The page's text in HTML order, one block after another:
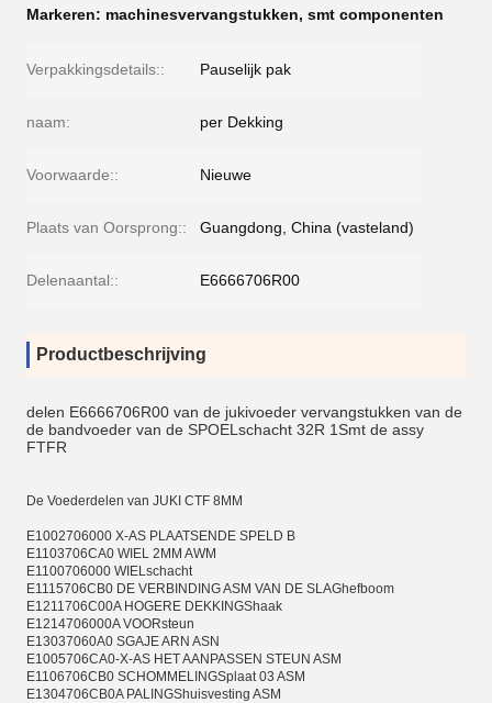
Markeren: machinesvervangstukken, smt componenten
Verpakkingsdetails:: Pauselijk pak
naam: per Dekking
Voorwaarde:: Nieuwe
Plaats van Oorsprong:: Guangdong, China (vasteland)
Delenaantal:: E6666706R00
Productbeschrijving
delen E6666706R00 van de jukivoeder vervangstukken van de
de bandvoeder van de SPOELschacht 32R 1Smt de assy
FTFR
De Voederdelen van JUKI CTF 8MM
E1002706000 X-AS PLAATSENDE SPELD B
E1103706CA0 WIEL 2MM AWM
E1100706000 WIELschacht
E1115706CB0 DE VERBINDING ASM VAN DE SLAGhefboom
E1211706C00A HOGERE DEKKINGShaak
E1214706000A VOORsteun
E13037060A0 SGAJE ARN ASN
E1005706CA0-X-AS HET AANPASSEN STEUN ASM
E1106706CB0 SCHOMMELINGSplaat 03 ASM
E1304706CB0A PALINGShuisvesting ASM